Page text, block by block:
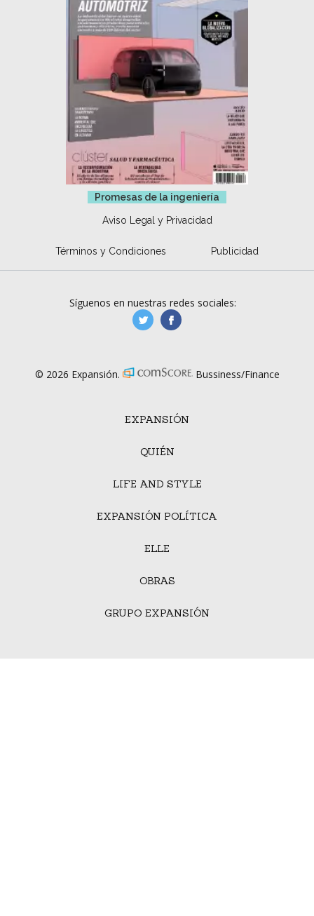
Promesas de la ingeniería
Aviso Legal y Privacidad
Términos y Condiciones Publicidad
EXPANSIÓN
QUIÉN
LIFE AND STYLE
EXPANSIÓN POLÍTICA
ELLE
OBRAS
GRUPO EXPANSIÓN
Síguenos en nuestras redes sociales:
manufacturaGE
© 2026 Expansión. Bussiness/Finance